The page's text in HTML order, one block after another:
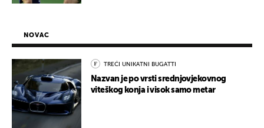
NOVAC
TREĆI UNIKATNI BUGATTI
Nazvan je po vrsti srednjovjekovnog
viteškog konja i visok samo metar